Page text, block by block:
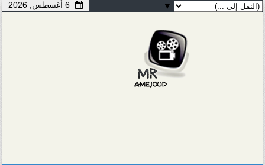
▼ 6 أغسطس, 2026